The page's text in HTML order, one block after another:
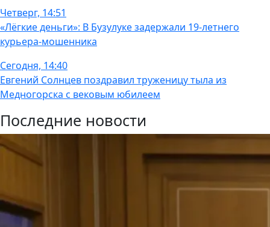
Четверг, 14:51
«Лёгкие деньги»: В Бузулуке задержали 19-летнего
курьера-мошенника
Сегодня, 14:40
Евгений Солнцев поздравил труженицу тыла из
Медногорска с вековым юбилеем
Последние новости